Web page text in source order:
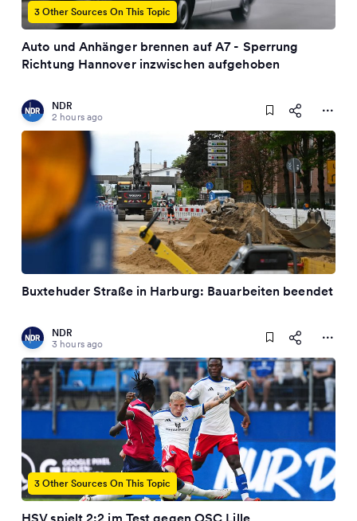
3 Other Sources On This Topic
Auto und Anhänger brennen auf A7 - Sperrung
Richtung Hannover inzwischen aufgehoben
NDR
2 hours ago
Buxtehuder Straße in Harburg: Bauarbeiten beendet
NDR
3 hours ago
3 Other Sources On This Topic
HSV spielt 2:2 im Test gegen OSC Lille